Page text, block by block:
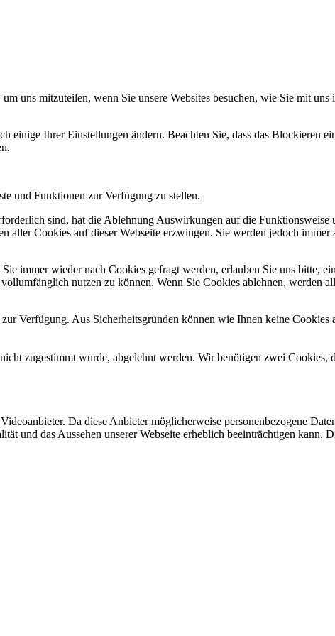
uns mitzuteilen, wenn Sie unsere Websites besuchen, wie Sie mit
einige Ihrer Einstellungen ändern. Beachten Sie, dass das Blockieren
und Funktionen zur Verfügung zu stellen.
sind, hat die Ablehnung Auswirkungen auf die Funktionsweise
Cookies auf dieser Webseite erzwingen. Sie werden jedoch
immer wieder nach Cookies gefragt werden, erlauben Sie uns bitte,
nutzen zu können. Wenn Sie Cookies ablehnen, werden
Verfügung. Aus Sicherheitsgründen können wie Ihnen keine Cookies
zugestimmt wurde, abgelehnt werden. Wir benötigen zwei Cookies,
Da diese Anbieter möglicherweise personenbezogene
und das Aussehen unserer Webseite erheblich beeinträchtigen kann.